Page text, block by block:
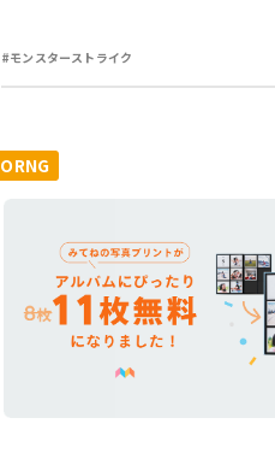
#モンスターストライク
ORNG